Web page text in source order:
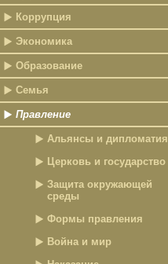
Коррупция
Экономика
Образование
Семья
Правление
Альянсы и дипломатия
Церковь и государство
Защита окружающей
среды
Формы правления
Война и мир